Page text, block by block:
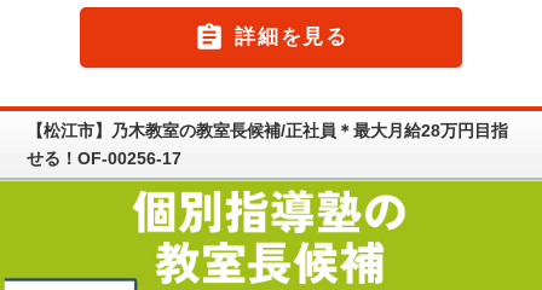
 詳細を見る
【松江市】乃木教室の教室長候補/正社員＊最大月給28万円目指
せる！OF-00256-17